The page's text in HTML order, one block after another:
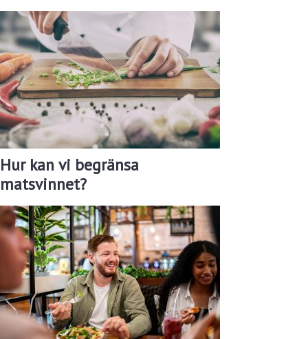
Hur kan vi begränsa
matsvinnet?